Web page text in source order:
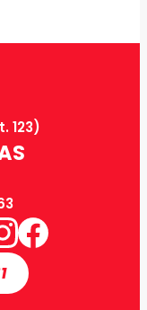
123)